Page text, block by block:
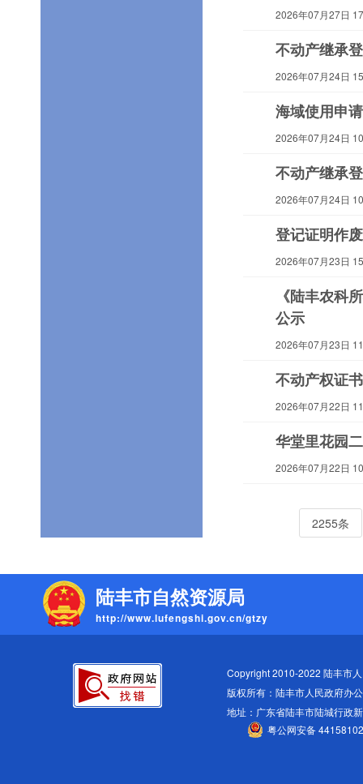
2026年07月27日
不动产继承
2026年07月24日
海域使用申
2026年07月24日
不动产继承
2026年07月24日
登记证明作
2026年07月23日
《陆丰农科
公示
2026年07月23日
不动产权证
2026年07月22日
华堂里花园
2026年07月22日
2255条
陆丰市自然资源局
http://www.lufengshi.gov.cn/gtzy
Copyright 2010-2022 陆丰市
版权所有：陆丰市人民政府办
地址：广东省陆丰市陆城行政
粤公网安备